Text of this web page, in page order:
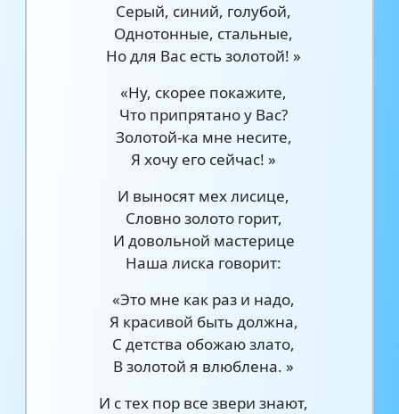
Серый, синий, голубой,
Однотонные, стальные,
Но для Вас есть золотой! »
«Ну, скорее покажите,
Что припрятано у Вас?
Золотой-ка мне несите,
Я хочу его сейчас! »
И выносят мех лисице,
Словно золото горит,
И довольной мастерице
Наша лиска говорит:
«Это мне как раз и надо,
Я красивой быть должна,
С детства обожаю злато,
В золотой я влюблена. »
И с тех пор все звери знают,